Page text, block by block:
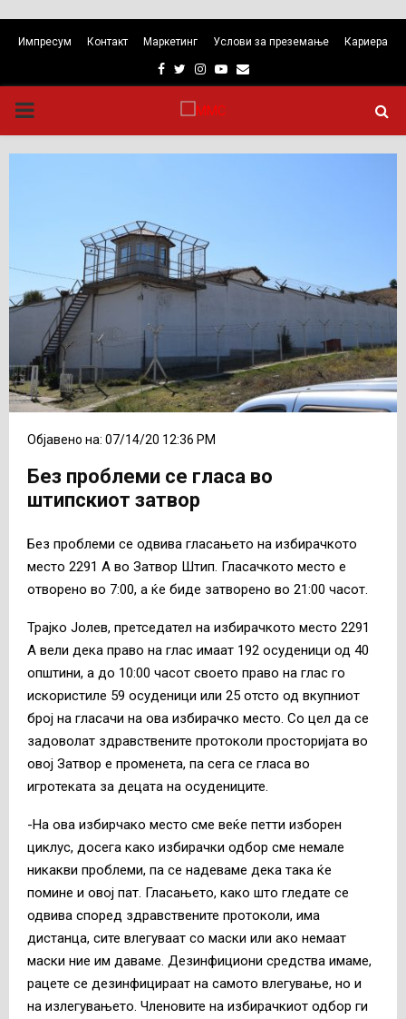
Импресум Контакт Маркетинг Услови за преземање Кариера
Facebook
TwitterInstagram
Youtube
Email
PRIMARY
MENU
Објавено на: 07/14/20 12:36 PM
Без проблеми се гласа во
штипскиот затвор
Без проблеми се одвива гласањето на избирачкото
место 2291 А во Затвор Штип. Гласачкото место е
отворено во 7:00, а ќе биде затворено во 21:00 часот.
Трајко Јолев, претседател на избирачкото место 2291
А вели дека право на глас имаат 192 осуденици од 40
општини, а до 10:00 часот своето право на глас го
искористиле 59 осуденици или 25 отсто од вкупниот
број на гласачи на ова избирачко место. Со цел да се
задоволат здравствените протоколи просторијата во
овој Затвор е променета, па сега се гласа во
игротеката за децата на осудениците.
-На ова избирчако место сме веќе петти изборен
циклус, досега како избирачки одбор сме немале
никакви проблеми, па се надеваме дека така ќе
помине и овој пат. Гласањето, како што гледате се
одвива според здравствените протоколи, има
дистанца, сите влегуваат со маски или ако немаат
маски ние им даваме. Дезинфициони средства имаме,
рацете се дезинфицираат на самото влегување, но и
на излегувањето. Членовите на избирачкиот одбор ги